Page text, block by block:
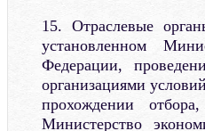
15. Отраслевые
установленном
Федерации,
организациями
прохождении
Министерство